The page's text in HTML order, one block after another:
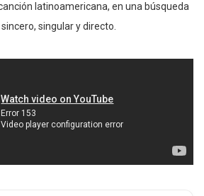
latinoamericana, en una búsqueda
singular y directo.